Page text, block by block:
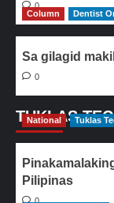
0
Column
Dentist
Sa gilagid
0
TUKLAS
National Tuklas
Pilipinas
0